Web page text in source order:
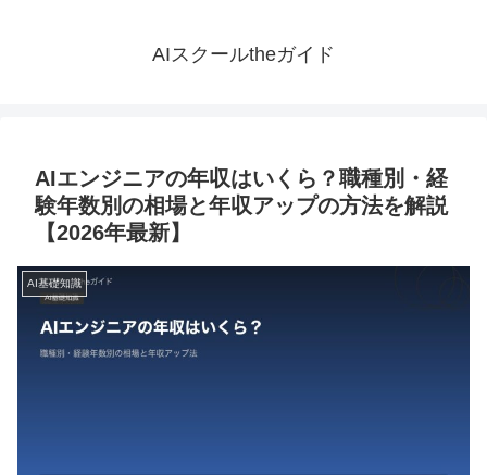
AIスクールtheガイド
AIエンジニアの年収はいくら？職種別・経
験年数別の相場と年収アップの方法を解説
【2026年最新】
AI基礎知識